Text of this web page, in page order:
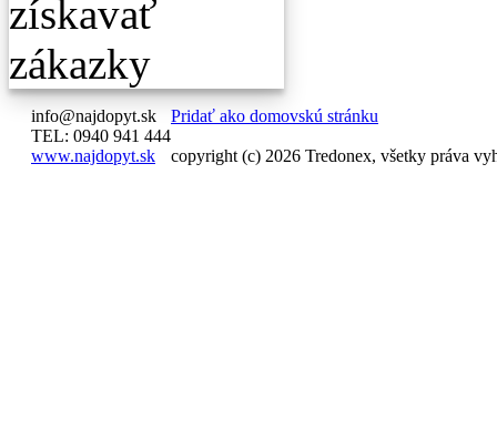
info@najdopyt.sk
TEL: 0940 941 444
www.najdopyt.sk
Pridať ako domovskú stránku
copyright (c) 2026 Tredonex, všetky práva